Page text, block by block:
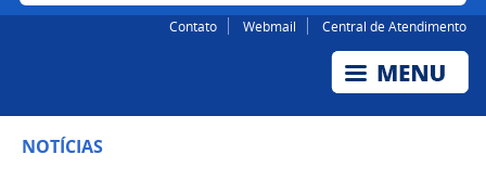
Contato Webmail Central de Atendimento
NOTÍCIAS